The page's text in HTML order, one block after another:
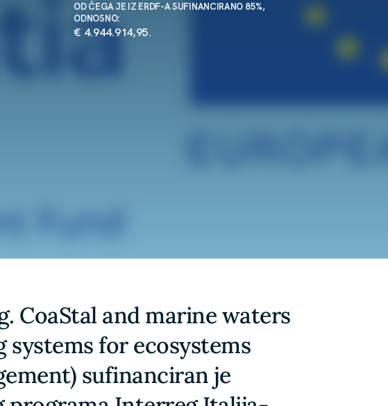
OD ČEGA JE IZ ERDF-A SUFINANCIRANO 85%,
ODNOSNO:
€ 4.944.914,95.
CoaStal and marine waters
for ecosystems
sufinanciran je